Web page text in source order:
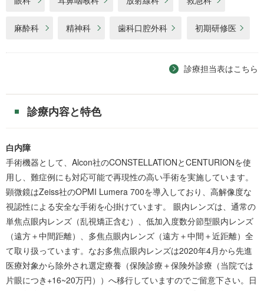
麻酔科 精神科 歯科口腔外科 初期研修医
診療担当表はこちら
診療内容と特色
白内障
手術機器として、Alcon社のCONSTELLATIONとCENTURIONを使
用し、難症例にも対応可能で再現性の高い手術を実施しています。
顕微鏡はZeiss社のOPMI Lumera 700を導入しており、高解像度な
視認性による安全な手術を心掛けています。 眼内レンズは、通常の
単焦点眼内レンズ（乱視矯正含む）、低加入度数分節型眼内レンズ
（遠方＋中間距離）、多焦点眼内レンズ（遠方＋中間＋近距離）全
て取り扱っています。なお多焦点眼内レンズは2020年4月から先進
医療対象から除外され選定療養（保険診療＋保険外診療（当院では
片眼につき+16~20万円））へ移行していますのでご留意下さい。日